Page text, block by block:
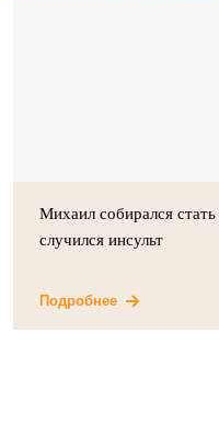
Михаил собирался
случился инсульт
Подробнее